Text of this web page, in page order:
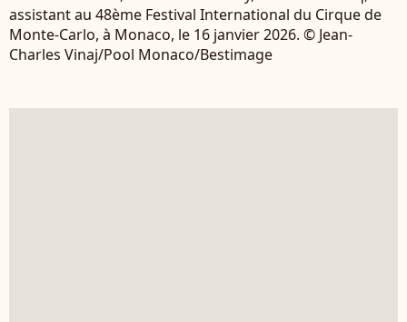
assistant au 48ème Festival International du Cirque de
Monte-Carlo, à Monaco, le 16 janvier 2026. © Jean-
Charles Vinaj/Pool Monaco/Bestimage